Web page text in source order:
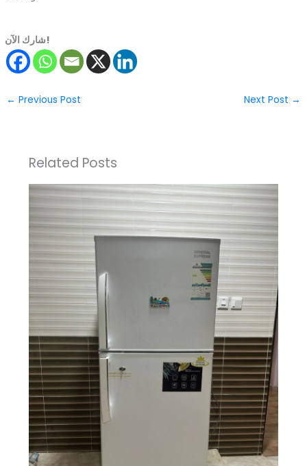
شارك الآن!
← Previous Post Next Post →
Related Posts